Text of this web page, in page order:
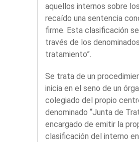
aquellos internos sobre
recaído una sentencia
firme. Esta clasificación
través de los
tratamiento”.
Se trata de un
inicia en el seno de un
colegiado del propio
denominado “Junta de
encargado de emitir la
clasificación del interno